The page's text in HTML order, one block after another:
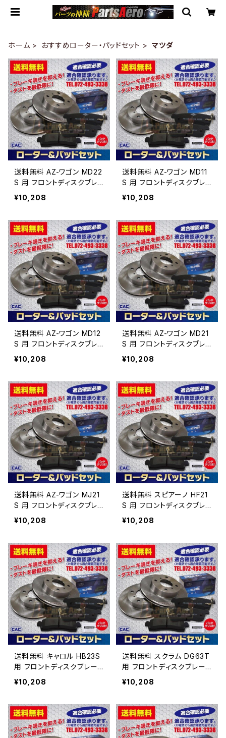
ホーム おすすめローター・パッドセット マツダ
送料無料 AZ-ワゴン MD22
S 用 フロントディスクブレ
ーキロータ.パッドセット P
A426 （ＣＡＣ）/専用グリ
¥10,208
送料無料 AZ-ワゴン MD11
S 用 フロントディスクブレ
ーキロータ.パッドセット P
A426 （ＣＡＣ）/専用グリ
¥10,208
送料無料 AZ-ワゴン MD12
S 用 フロントディスクブレ
ーキロータ.パッドセット P
A426 （ＣＡＣ）/専用グリ
¥10,208
送料無料 AZ-ワゴン MD21
S 用 フロントディスクブレ
ーキロータ.パッドセット P
A426 （ＣＡＣ）/専用グリ
¥10,208
送料無料 AZ-ワゴン MJ21
S 用 フロントディスクブレ
ーキロータ.パッドセット P
A426 （ＣＡＣ）/専用グリ
¥10,208
送料無料 スピアーノ HF21
S 用 フロントディスクブレ
ーキロータ.パッドセット P
A426 （ＣＡＣ）/専用グリ
¥10,208
送料無料 キャロル HB23S
用 フロントディスクブレー
キロータ.パッドセット PA4
26 （ＣＡＣ）/専用グリス付
¥10,208
送料無料 スクラム DG63T
用 フロントディスクブレー
キロータ.パッドセット PA4
26 （ＣＡＣ）/専用グリス付
¥10,208